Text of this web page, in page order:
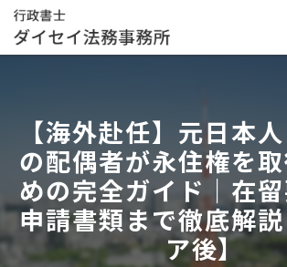
【海外赴任】元日本
の配偶者が永住権を
めの完全ガイド｜在
申請書類まで徹底解
ア後】